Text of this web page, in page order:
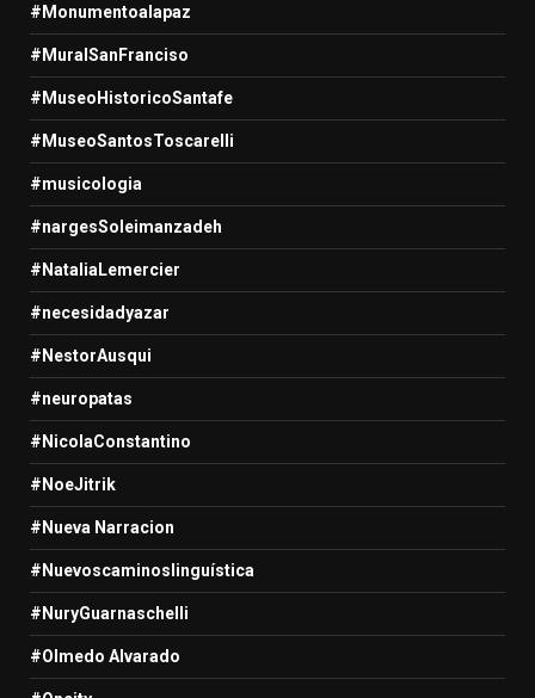
#Monumentoalapaz
#MuralSanFranciso
#MuseoHistoricoSantafe
#MuseoSantosToscarelli
#musicologia
#nargesSoleimanzadeh
#NataliaLemercier
#necesidadyazar
#NestorAusqui
#neuropatas
#NicolaConstantino
#NoeJitrik
#Nueva Narracion
#Nuevoscaminoslinguística
#NuryGuarnaschelli
#Olmedo Alvarado